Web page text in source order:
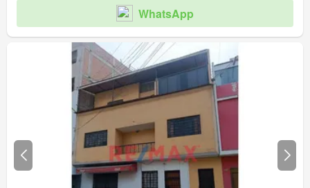
WhatsApp